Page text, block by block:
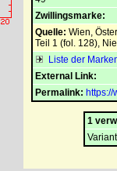
Zwillingsmarke:
Quelle: Wien,
Teil 1 (fol. 128),
Liste der
External Link:
Permalink: https://
1